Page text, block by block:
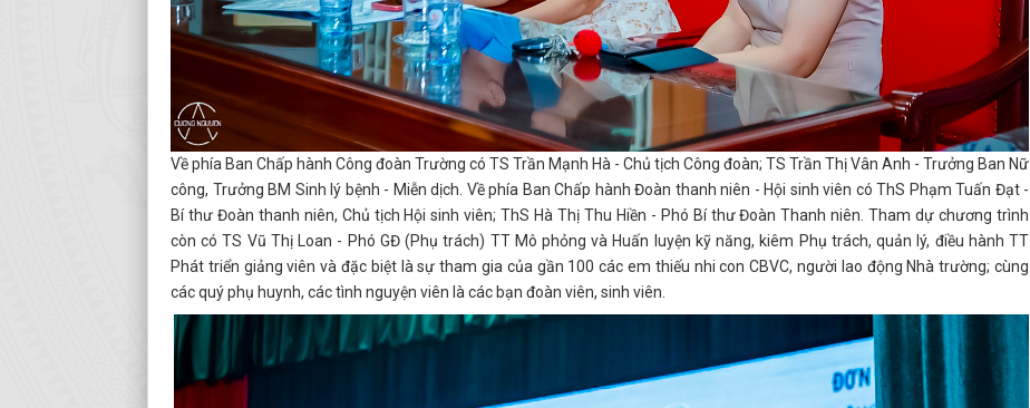
Về phía Ban Chấp hành Công đoàn Trường có TS Trần Mạnh Hà - Chủ tịch Công đoàn; TS Trần Thị Vân Anh - Trưởng Ban Nữ
công, Trưởng BM Sinh lý bệnh - Miễn dịch. Về phía Ban Chấp hành Đoàn thanh niên - Hội sinh viên có ThS Phạm Tuấn Đạt -
Bí thư Đoàn thanh niên, Chủ tịch Hội sinh viên; ThS Hà Thị Thu Hiền - Phó Bí thư Đoàn Thanh niên. Tham dự chương trình
còn có TS Vũ Thị Loan - Phó GĐ (Phụ trách) TT Mô phỏng và Huấn luyện kỹ năng, kiêm Phụ trách, quản lý, điều hành TT
Phát triển giảng viên và đặc biệt là sự tham gia của gần 100 các em thiếu nhi con CBVC, người lao động Nhà trường; cùng
các quý phụ huynh, các tình nguyện viên là các bạn đoàn viên, sinh viên.